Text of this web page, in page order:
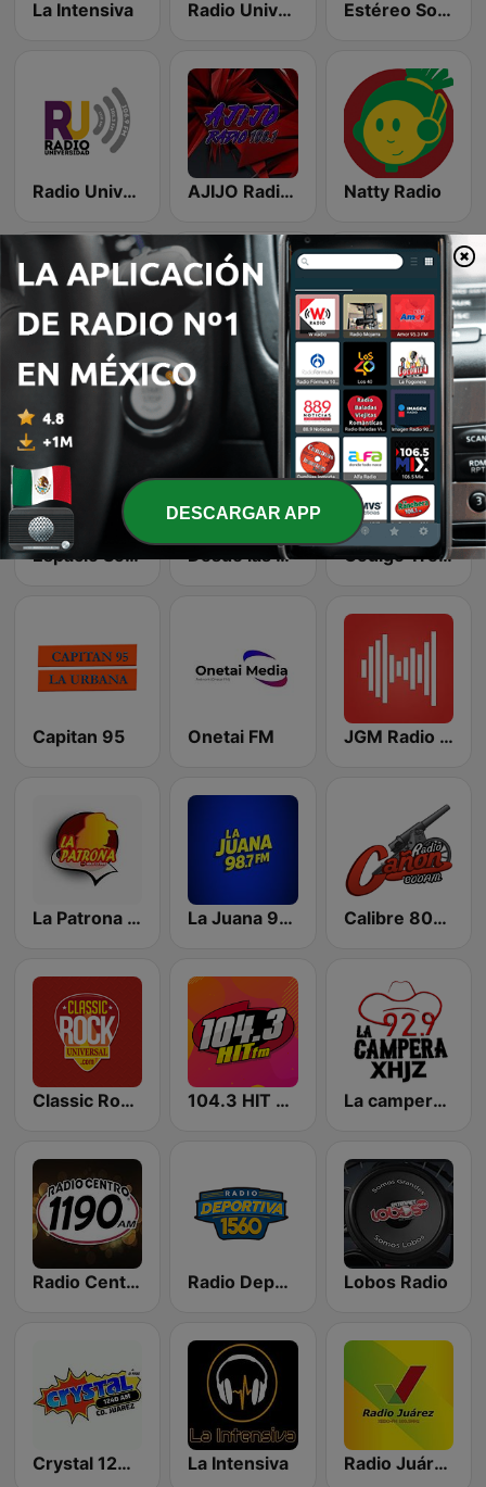
La Intensiva Radio Universidad 92.1 FM Estéreo Sol FM
Radio Universidad 106.9 FM AJIJO Radio 106.1 FM Natty Radio
Somos Vida Radio 98.5 FM Alfa y Omega 7 Radio La Roja
Espacio Sonoro Desde las Redes Radio Codigo Tres Radio
Capitan 95 Onetai FM JGM Radio México
La Patrona de Creel La Juana 98.7 FM Calibre 800 Radio
Classic Rock Universal 104.3 HIT FM La campera 92.9 FM
Radio Centro 1190 AM Radio Deportiva 1560 Lobos Radio
Crystal 1240 AM La Intensiva Radio Juárez Nacional 107.9 FM
DESCARGAR APP